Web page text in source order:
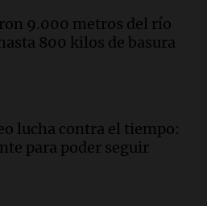
los 25 años, lucha
necesita un trasplante
viviend
que la inflación nacional
al 2,9% registrado
9.000 metros del río
800 kilos de basura
lucha contra el tiempo:
para poder seguir